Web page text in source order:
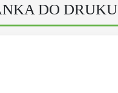
DO DRUKU